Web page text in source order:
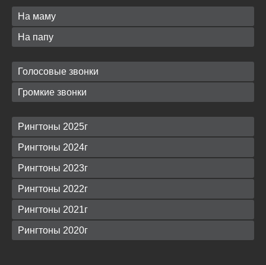
На маму
На папу
Голосовые звонки
Громкие звонки
Рингтоны 2025г
Рингтоны 2024г
Рингтоны 2023г
Рингтоны 2022г
Рингтоны 2021г
Рингтоны 2020г